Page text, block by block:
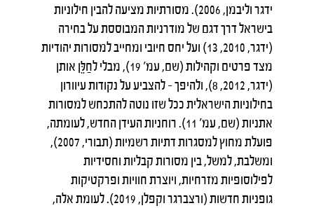
ידגר וליבמן, 2006). מסורתיות מציעה להבין חילוניות
בישראל דרך דגם של מודרניות המבוססת על בחירה
(ידגר, 2010, 13) ועל יחס חיובי ומחייב למסורות יהודיות
מצד פרטים וקהילות (שם, עמ' 19), מבלי לחַלֵּן אותן
(ידגר, 2012, 8), ולהיפך – להצביע על נקודות עיוורון
בחילוניות הישראלית ככל שזו נוטה להתכחש למסורות
אתניות (שם, עמ' 11). רוחניות העידן החדש, לעומתה,
פועלת מחוץ למסגרות דתיות רשמיות (תבורי, 2007),
ומשלבת, למשל, בין מסורות קבליות וחסידיות
לפילוסופיות מזרחיות, ויוצרת חוויות ופרקטיקות
גופניות חדשות (ורצברגר וקפלן, 2019). לעומת אלה,